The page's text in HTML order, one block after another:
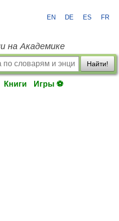
EN DE ES FR
на Академике
Найти!
Книги Игры ⚽